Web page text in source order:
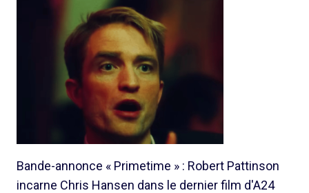
Bande-annonce « Primetime » : Robert Pattinson
incarne Chris Hansen dans le dernier film d'A24